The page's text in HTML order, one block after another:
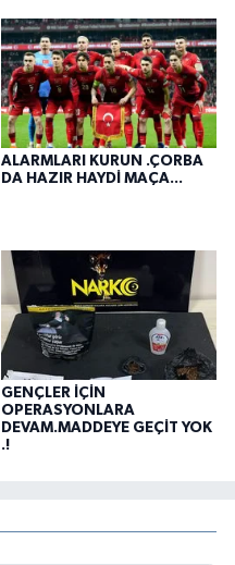
ALARMLARI KURUN .ÇORBA
DA HAZIR HAYDİ MAÇA...
GENÇLER İÇİN
OPERASYONLARA
DEVAM.MADDEYE GEÇİT YOK
.!